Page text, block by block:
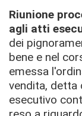
Riunione
agli atti
dei
bene e nel
emessa
vendita, detta
esecutivo